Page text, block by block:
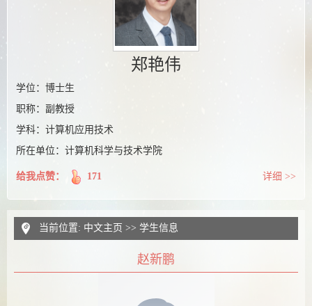
郑艳伟
学位：博士生
职称：副教授
学科：计算机应用技术
所在单位：计算机科学与技术学院
给我点赞： 171 详细 >>
当前位置: 中文主页 >> 学生信息
赵新鹏